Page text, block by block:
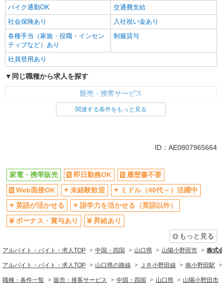
バイク通勤OK
交通費支給
社会保険あり
入社祝い金あり
各種手当（家族・役職・インセン
ティブなど）あり
制服貸与
社員登用あり
同じ職種から求人を探す
販売・接客サービス
日払い
車通勤OK
交通費支給
社会保険あり
社員登用あり
関連する条件をもっと見る
ID：AE0807965664
家電・携帯販売 即日勤務OK
履歴書不要
Web面接OK
未経験歓迎
ミドル（40代～）活躍中
英語が活かせる
語学力を活かせる（英語以外）
ボーナス・賞与あり
昇給あり
もっと見る
アルバイト・バイト・求人TOP 中国・四国 山口県 山陽小野田市 株式
アルバイト・バイト・求人TOP 山口県の路線 ＪＲ小野田線 南小野田駅
職種・条件一覧 販売・接客サービス 中国・四国 山口県 山陽小野田市